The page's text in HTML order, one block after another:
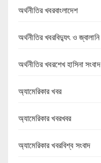
অর্থনীতির খবরবাংলাদেশ
অর্থনীতির খবরবিদ্যুৎ ও জ্বালানি
অর্থনীতির খবরশেখ হাসিনা সংবাদ
অ্যামেরিকার খবর
অ্যামেরিকার খবরখবর
অ্যামেরিকার খবরবিশ্ব সংবাদ